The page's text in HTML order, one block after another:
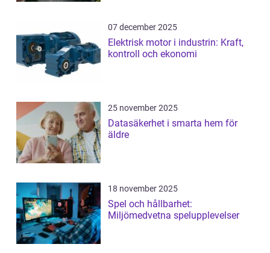
07 december 2025
Elektrisk motor i industrin: Kraft,
kontroll och ekonomi
25 november 2025
Datasäkerhet i smarta hem för
äldre
18 november 2025
Spel och hållbarhet:
Miljömedvetna spelupplevelser